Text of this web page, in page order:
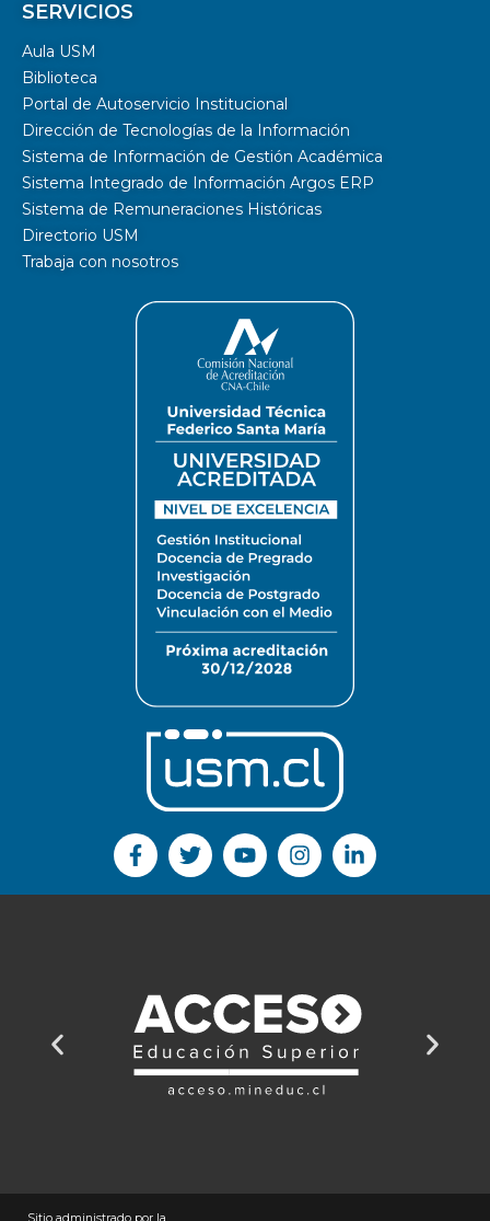
SERVICIOS
Aula USM
Biblioteca
Portal de Autoservicio Institucional
Dirección de Tecnologías de la Información
Sistema de Información de Gestión Académica
Sistema Integrado de Información Argos ERP
Sistema de Remuneraciones Históricas
Directorio USM
Trabaja con nosotros
Sitio administrado por la